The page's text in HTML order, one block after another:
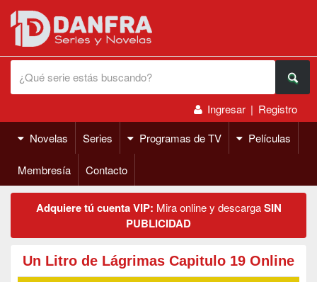
Ingresar | Registro
Novelas
Series Programas de TV Películas
Membresía Contacto
Adquiere tú cuenta VIP: Mira online y descargaSIN
PUBLICIDAD
Un Litro de Lágrimas Capitulo 19 Online